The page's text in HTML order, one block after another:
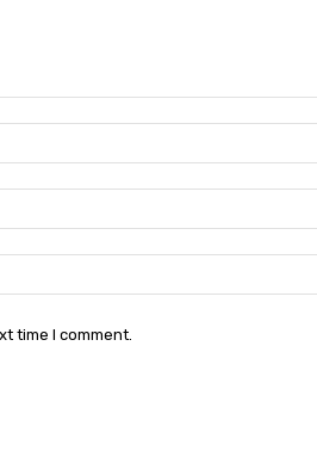
time I comment.